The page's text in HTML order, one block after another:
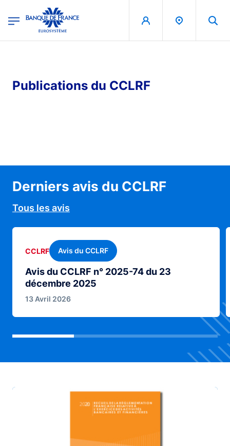
Banque de France - Menu Principal
Publications du CCLRF
Derniers avis du CCLRF
Tous les avis
Avis du CCLRF n° 2025-74 du 23
décembre 2025
CCLRF Avis du CCLRF
13 Avril 2026